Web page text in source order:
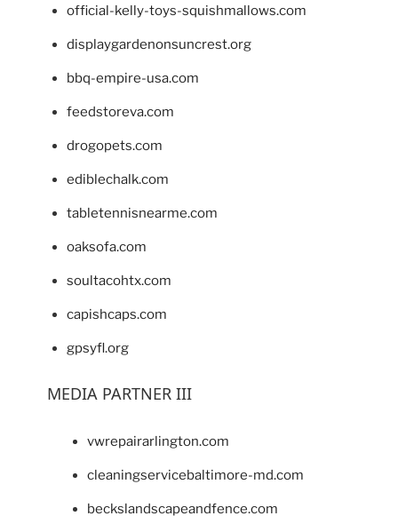
official-kelly-toys-squishmallows.com
displaygardenonsuncrest.org
bbq-empire-usa.com
feedstoreva.com
drogopets.com
ediblechalk.com
tabletennisnearme.com
oaksofa.com
soultacohtx.com
capishcaps.com
gpsyfl.org
MEDIA PARTNER III
vwrepairarlington.com
cleaningservicebaltimore-md.com
beckslandscapeandfence.com